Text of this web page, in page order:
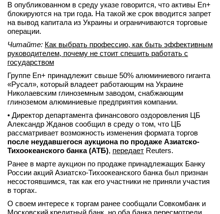
В опубликованном в среду указе говорится, что активы En+
блокируются на три года. На такой же срок вводится запрет
на вывод капитала из Украины и ограничиваются торговые
операции.
Читайте: Как выбрать профессию, как быть эффективным
руководителем, почему не стоит спешить работать с
государством
Группе En+ принадлежит свыше 50% алюминиевого гиганта
«Русал», который владеет работающим на Украине
Николаевским глиноземным заводом, снабжающим
глиноземом алюминиевые предприятия компании.
• Директор департамента финансового оздоровления ЦБ
Александр Жданов сообщил в среду о том, что ЦБ
рассматривает возможность изменения формата торгов
после неудавшегося аукциона по продаже Азиатско-
Тихоокеанского банка (АТБ), передает Reuters.
Ранее в марте аукцион по продаже принадлежащих Банку
России акций Азиатско-Тихоокеанского банка был признан
несостоявшимся, так как его участники не приняли участия
в торгах.
О своем интересе к торгам ранее сообщали Совкомбанк и
Московский кредитный банк, но оба банка пересмотрели